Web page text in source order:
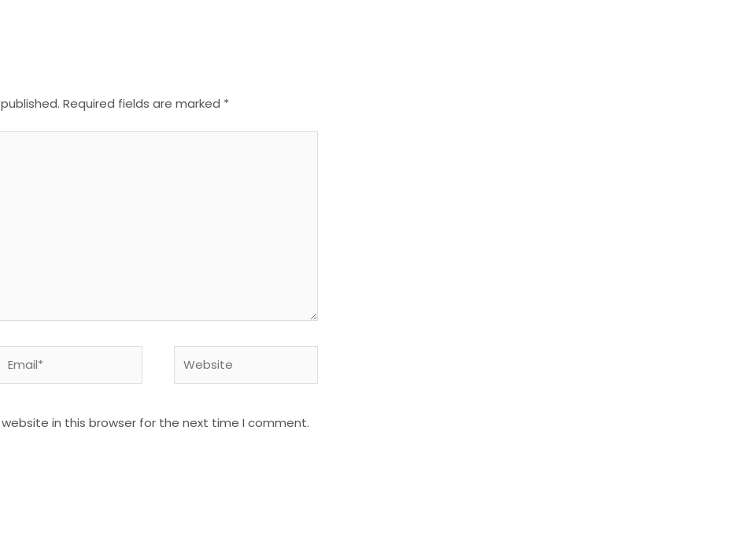
Required fields are marked *
in this browser for the next time I comment.